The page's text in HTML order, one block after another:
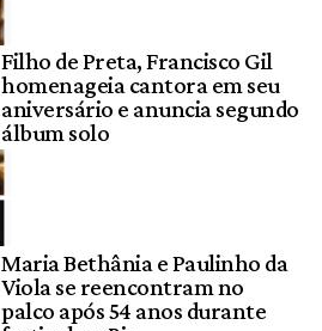
Filho de Preta, Francisco Gil
homenageia cantora em seu
aniversário e anuncia segundo
álbum solo
Maria Bethânia e Paulinho da
Viola se reencontram no
palco após 54 anos durante